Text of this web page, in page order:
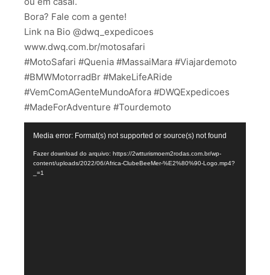
Bora? Fale com a gente!
Link na Bio @dwq_expedicoes
www.dwq.com.br/motosafari
#MotoSafari #Quenia #MassaiMara #Viajardemoto
#BMWMotorradBr #MakeLifeARide
#VemComAGenteMundoAfora #DWQExpedicoes
#MadeForAdventure #Tourdemoto
vídeo
Media error: Format(s) not supported or source(s) not found
Fazer download do arquivo: https://2wtturismoem2rodas.com.br/wp-
content/uploads/2022/06/Africa-ClubeBeeMer-%E2%80%90-Logo.mp4?
_=1